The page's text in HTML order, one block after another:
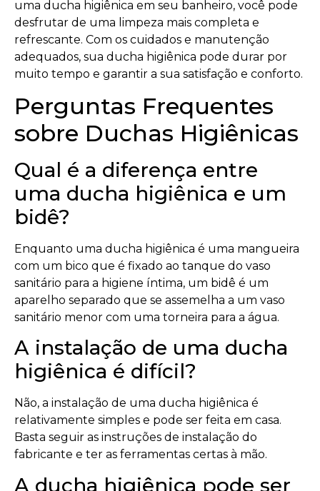
uma ducha higiênica em seu banheiro, você pode
desfrutar de uma limpeza mais completa e
refrescante. Com os cuidados e manutenção
adequados, sua ducha higiênica pode durar por
muito tempo e garantir a sua satisfação e conforto.
Perguntas Frequentes
sobre Duchas Higiênicas
Qual é a diferença entre
uma ducha higiênica e um
bidê?
Enquanto uma ducha higiênica é uma mangueira
com um bico que é fixado ao tanque do vaso
sanitário para a higiene íntima, um bidê é um
aparelho separado que se assemelha a um vaso
sanitário menor com uma torneira para a água.
A instalação de uma ducha
higiênica é difícil?
Não, a instalação de uma ducha higiênica é
relativamente simples e pode ser feita em casa.
Basta seguir as instruções de instalação do
fabricante e ter as ferramentas certas à mão.
A ducha higiênica pode ser